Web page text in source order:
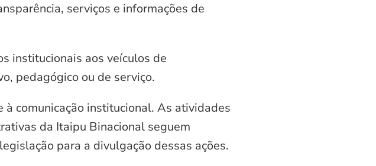
serviços e informações de
institucionais aos veículos de
pedagógico ou de serviço.
comunicação institucional. As atividades
da Itaipu Binacional seguem
para a divulgação dessas ações.